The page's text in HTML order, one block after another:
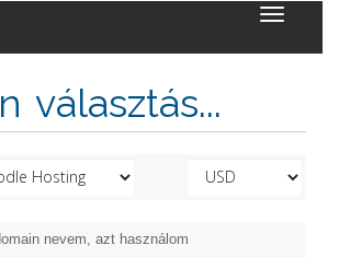
Toggle
választás...
nevem, azt használom